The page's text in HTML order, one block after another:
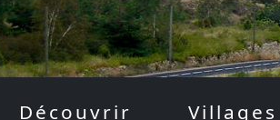
Découvrir Villages